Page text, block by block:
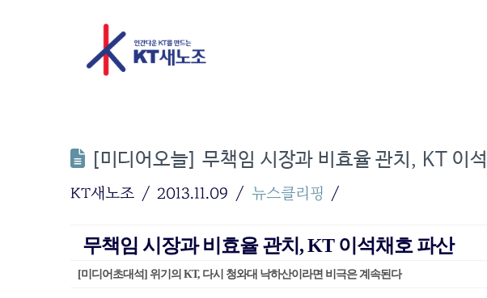
[미디어오늘] 무책임 시장과 비효율 관치, KT 이
KT새노조 2013.11.09 뉴스클리핑
무책임 시장과 비효율 관치, KT 이석채호 파산
[미디어초대석] 위기의 KT, 다시 청와대 낙하산이라면 비극은 계속된다